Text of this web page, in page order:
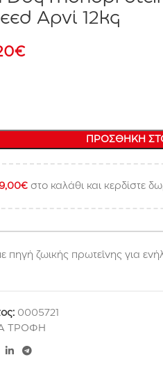
Αρνί 12kg
€
ΠΡΟΣΘΉΚΗ
€ στο καλάθι και κερδίστε
πηγή ζωικής πρωτεΐνης για
0005721
ΤΡΟΦΗ